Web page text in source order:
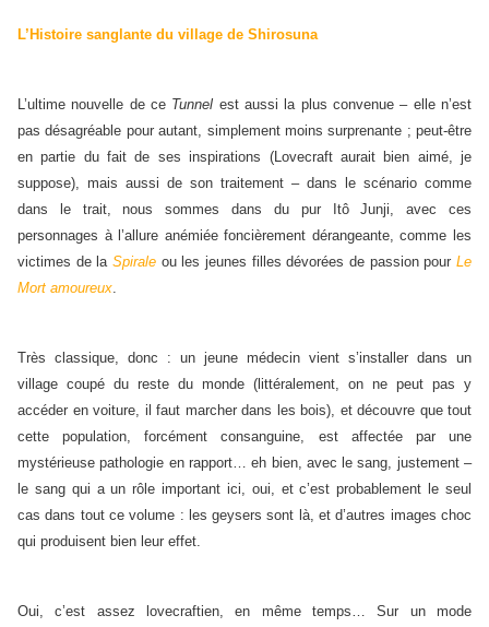
L’Histoire sanglante du village de Shirosuna
L’ultime nouvelle de ce Tunnel est aussi la plus convenue – elle n’est
pas désagréable pour autant, simplement moins surprenante ; peut-être
en partie du fait de ses inspirations (Lovecraft aurait bien aimé, je
suppose), mais aussi de son traitement – dans le scénario comme
dans le trait, nous sommes dans du pur Itô Junji, avec ces
personnages à l’allure anémiée foncièrement dérangeante, comme les
victimes de la Spirale ou les jeunes filles dévorées de passion pour Le
Mort amoureux
Très classique, donc : un jeune médecin vient s’installer dans un
village coupé du reste du monde (littéralement, on ne peut pas y
accéder en voiture, il faut marcher dans les bois), et découvre que tout
cette population, forcément consanguine, est affectée par une
mystérieuse pathologie en rapport… eh bien, avec le sang, justement –
le sang qui a un rôle important ici, oui, et c’est probablement le seul
cas dans tout ce volume : les geysers sont là, et d’autres images choc
qui produisent bien leur effet.
Oui, c’est assez lovecraftien, en même temps… Sur un mode